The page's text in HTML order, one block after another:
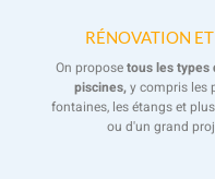
RÉNOVATION
On proposetous les types
piscines,y compris les
fontaines, les étangs et
ou d'un grand